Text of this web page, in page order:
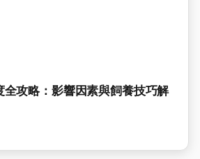
全攻略：影響因素與飼養技巧解